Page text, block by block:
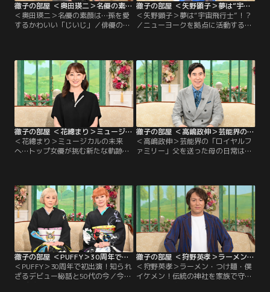
徹子の部屋 ＜奥田瑛二＞名優の素顔は…孫を愛するかわいい「じいじ」（2026/07/17放送分）
＜奥田瑛二＞名優の素顔は…孫を愛
するかわいい「じいじ」／俳優の奥
いみょんさんから言われた“ある一
言”に奥田さんは感激！今ではその
言葉を座右の銘に！そして、妻はエ
ッセイストの安藤和津さん、長女は
映画監督の桃子さん…。
徹子の部屋 ＜矢野顕子＞夢は“宇宙飛行士”！？（2026/07/16放送分）
＜矢野顕子＞夢は“宇宙飛行士”！？
／ニューヨークを拠点に活動するシ
になりたい！」という夢をもち「泳
げないといけない」と知るや苦手だ
った水泳の特訓を始めて泳げるよう
に。 コロナ禍のステイホーム中に見
たバレエ団の動画に影響され、バレ
エを習い始めるなど…。
徹子の部屋 ＜花總まり＞ミュージカルの未来へ…トップ女優が挑む新たな軌跡（2026/07/15放送分）
＜花總まり＞ミュージカルの未来
へ…トップ女優が挑む新たな軌跡／
ト』に、約25年もの長きにわたり向
き合い続けてきた作品への深い想い
を熱弁！これまでの輝かしい実績に
甘んじることなく、今彼女が「新た
に挑戦していること」についても詳
しく深掘り。
徹子の部屋 ＜高嶋政伸＞芸能界の「ロイヤルファミリー」父を送った母の日常は…（2026/07/14放送分）
＜高嶋政伸＞芸能界の「ロイヤルフ
ァミリー」父を送った母の日常は…
代さんは元宝塚トップスターだっ
た。2019年に亡くなった父は最後ま
で映画スターのオーラをまとい、ふ
とした瞬間にお得意の「イエーイ」
の言葉が出たそう。一方母は何をし
ても褒めてくれた。
徹子の部屋 ＜PUFFY＞30周年で初出演！知られざるデビュー秘話と50代の今（2026/07/13放送分）
＜PUFFY＞30周年で初出演！知られ
ざるデビュー秘話と50代の今／今年
でデビュー30周年を迎えた、PUFFY
徹子の部屋 ＜狩野英孝＞ラーメン・つけ麺・僕イケメン！伝統の神社を家族で守り（2026/07/10放送分）
＜狩野英孝＞ラーメン・つけ麺・僕
イケメン！伝統の神社を家族で守り